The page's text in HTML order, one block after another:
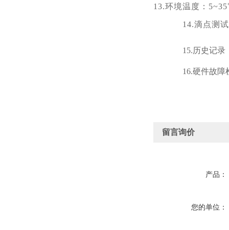
13.环境温度：
14.滴点测
15.历史记录
16.硬件故障
留言询价
产品：
您的单位：